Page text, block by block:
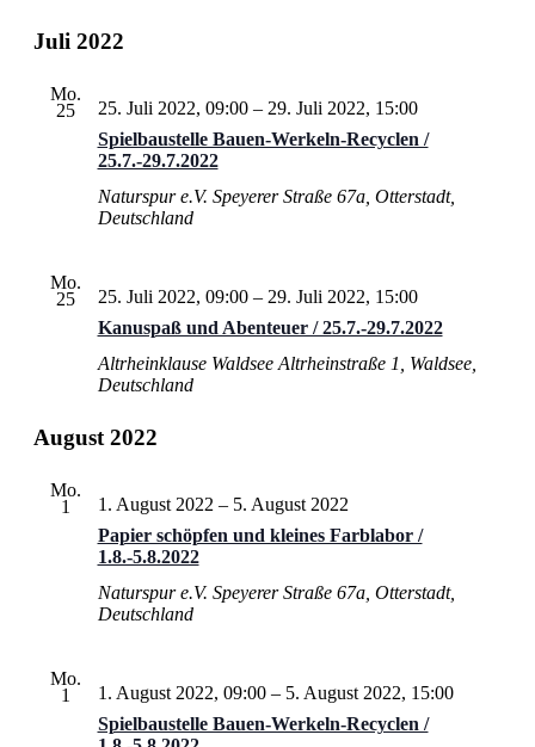
Juli 2022
Mo.
25
Spielbaustelle Bauen-Werkeln-Recyclen /
25.7.-29.7.2022
25. Juli 2022, 09:00– 29. Juli 2022, 15:00
Naturspur e.V. Speyerer Straße 67a, Otterstadt,
Deutschland
Mo.
25
Kanuspaß und Abenteuer / 25.7.-29.7.2022
25. Juli 2022, 09:00– 29. Juli 2022, 15:00
Altrheinklause Waldsee Altrheinstraße 1, Waldsee,
Deutschland
August 2022
Mo.
1
Papier schöpfen und kleines Farblabor /
1.8.-5.8.2022
1. August 2022 – 5. August 2022
Naturspur e.V. Speyerer Straße 67a, Otterstadt,
Deutschland
Mo.
1
Spielbaustelle Bauen-Werkeln-Recyclen /
1. August 2022, 09:00– 5. August 2022, 15:00